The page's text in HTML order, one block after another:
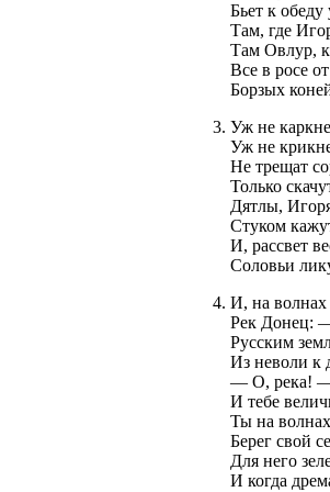
Бьет к обеду
Там, где
Там Овлур,
Все в росе
Борзых
Уж не
Уж не
Не трещат
Только
Дятлы,
Стуком
И, рассвет
Соловьи
И, на волнах
Рек Донец:
Русским
Из неволи к
— О, река! —
И тебе
Ты на
Берег свой
Для него
И когда